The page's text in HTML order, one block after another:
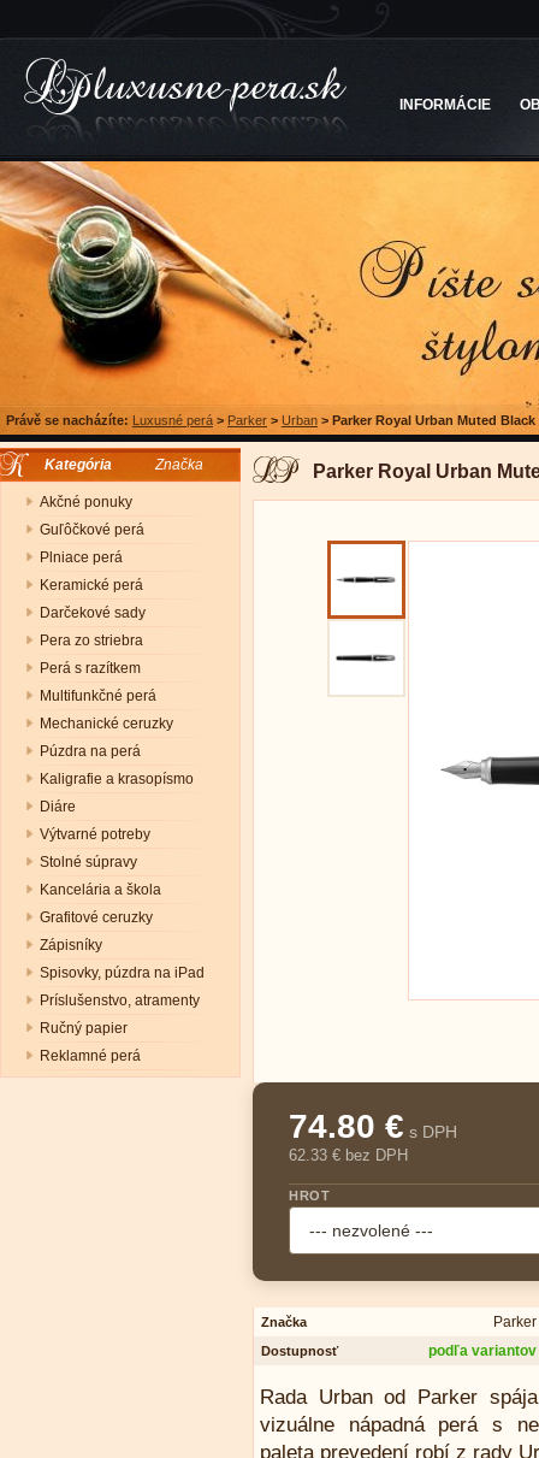
INFORMÁCIE
Právě se nacházíte: Luxusné perá > Parker > Urban > Parker Royal Urban Muted
Kategória Značka
Akčné ponuky
Guľôčkové perá
Plniace perá
Keramické perá
Darčekové sady
Pera zo striebra
Perá s razítkem
Multifunkčné perá
Mechanické ceruzky
Púzdra na perá
Kaligrafie a krasopísmo
Diáre
Výtvarné potreby
Stolné súpravy
Kancelária a škola
Grafitové ceruzky
Zápisníky
Spisovky, púzdra na iPad
Príslušenstvo, atramenty
Ručný papier
Reklamné perá
Parker Royal Urban
74.80 € s DPH
62.33 € bez DPH
HROT
Značka Parker
Dostupnosť podľa variantov
Rada Urban od Parker
vizuálne nápadná perá s
paleta prevedení robí z rady